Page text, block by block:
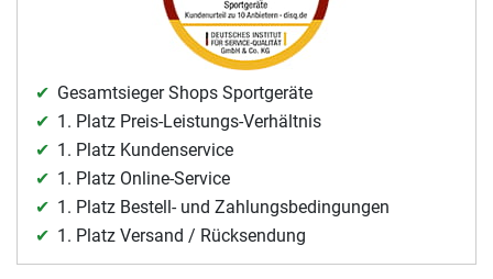
Gesamtsieger Shops Sportgeräte
1. Platz Preis-Leistungs-Verhältnis
1. Platz Kundenservice
1. Platz Online-Service
1. Platz Bestell- und Zahlungsbedingungen
1. Platz Versand / Rücksendung